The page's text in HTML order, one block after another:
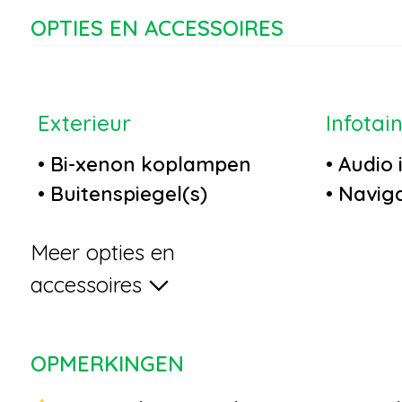
OPTIES EN ACCESSOIRES
Exterieur
• Bi-xenon koplampen
• Buitenspiegel(s)
•Centrale
deurvergrendeling met
•Elektrisch glazen
• Audio
•
Meer opties en
accessoires
OPMERKINGEN